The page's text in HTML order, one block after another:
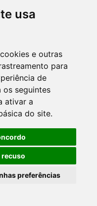
usa
e outras
para
de
os seguintes
ativar a
do site.
recuso
preferências